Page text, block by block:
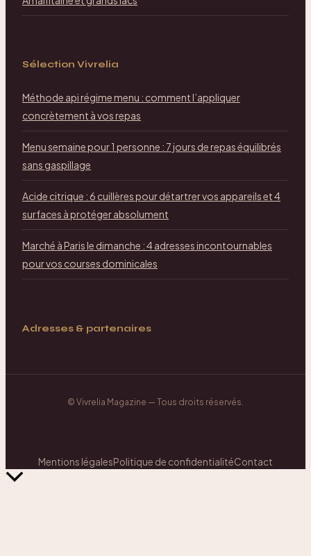
Sélection Vivrelia
Méthode api régime menu : comment l’appliquer
concrètement à vos repas
Menu semaine pour 1 personne : 7 jours de repas équilibrés
sans gaspillage
Acide citrique : 6 cuillères pour détartrer vos appareils et 4
surfaces à protéger absolument
Marché à Paris le dimanche : 4 adresses incontournables
pour vos courses dominicales
Adresses & partenaires
© Vivrelia Magazine — Tous droits réservés.
Mentions légalesPolitique de confidentialitéContact